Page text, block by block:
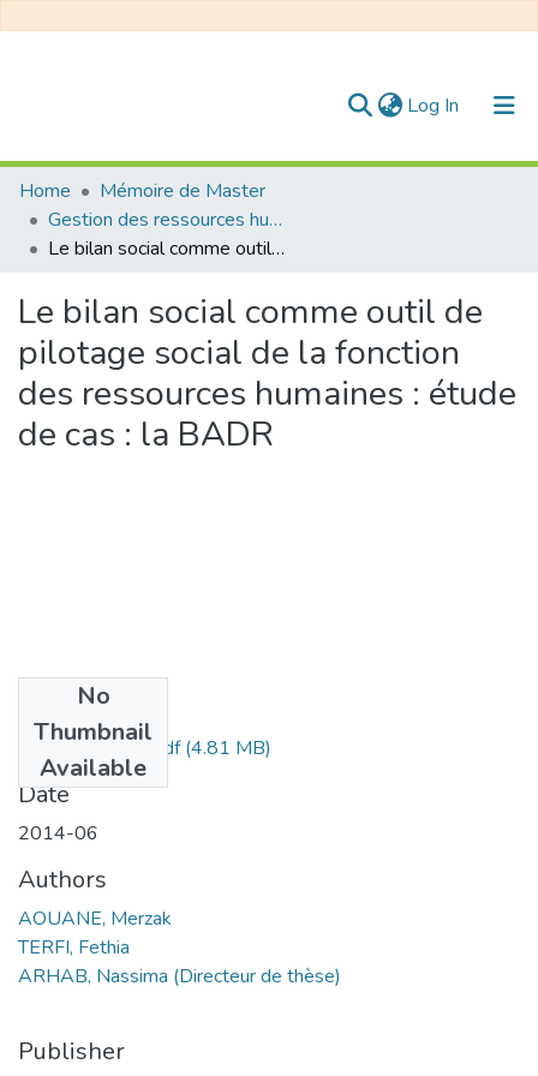
Log In (current)
Communities & Collections
All of DSpace
Home
Mémoire de Master
Gestion des ressources humaines
Le bilan social comme outil de pilotage social de la fonction des ressources humaines : étude de cas : la BADR
Le bilan social comme outil de
pilotage social de la fonction
des ressources humaines : étude
de cas : la BADR
No
Thumbnail
Available
Merzak Aouane.pdf(4.81 MB)
Date
2014-06
Authors
AOUANE, Merzak
TERFI, Fethia
ARHAB, Nassima (Directeur de thèse)
Publisher